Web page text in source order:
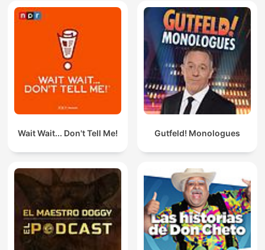
Wait Wait... Don't Tell Me! Gutfeld! Monologues